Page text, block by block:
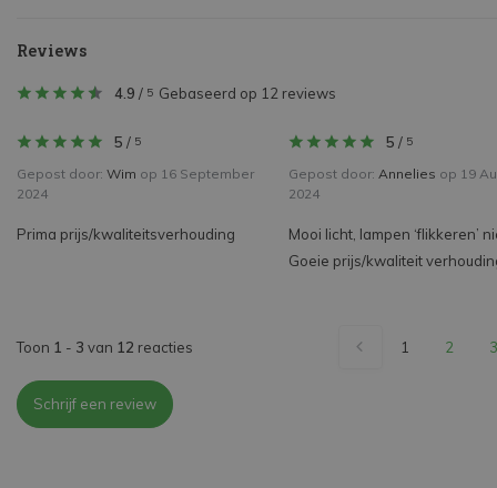
Reviews
4.9 / 5 Gebaseerd op 12 reviews
5 / 5
Gepost door: Wim op 16 September
2024
Prima prijs/kwaliteitsverhouding
5 / 5
Gepost door: Annelies op 19
2024
Mooi licht, lampen ‘flikkeren’
Goeie prijs/kwaliteit
Toon 1 - 3 van 12 reacties 1 2 3
Schrijf een review